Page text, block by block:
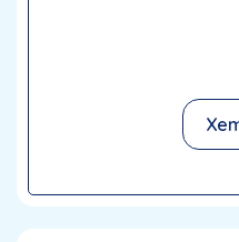
connectors,